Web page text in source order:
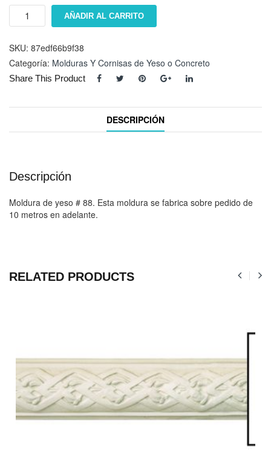
Moldura
cantidad
AÑADIR AL CARRITO
SKU: 87edf66b9f38
Categoría: Molduras Y Cornisas de Yeso o Concreto
Share This Product
DESCRIPCIÓN
Descripción
Moldura de yeso # 88. Esta moldura se fabrica sobre pedido de
10 metros en adelante.
RELATED PRODUCTS